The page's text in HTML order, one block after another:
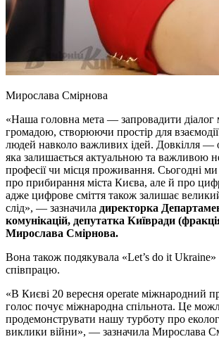
Мирослава Смірнова
«Наша головна мета — запровадити діалог
громадою, створюючи простір для
людей навколо важливих ідей. Довкілля —
яка залишається актуальною та важливою
професії чи місця проживання. Сьогодні
про прибирання міста Києва, але й про
адже цифрове сміття також залишає
слід», — зазначила директорка
комунікацій, депутатка Київради
Мирослава Смірнова.
Вона також подякувала «Let’s do it Ukraine»
співпрацю.
«В Києві 20 вересня operate міжнародний
голос почує міжнародна спільнота. Це
продемонструвати нашу турботу про
виклики війни», — зазначила Мирослава